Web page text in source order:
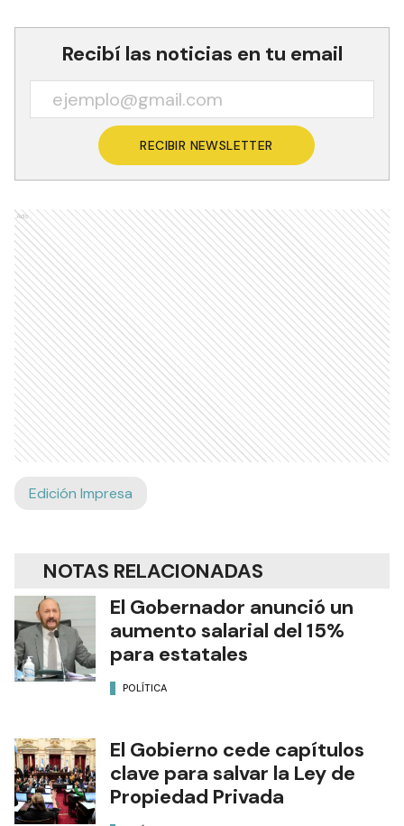
Recibí las noticias en tu email
RECIBIR NEWSLETTER
Ads
Edición Impresa
NOTAS RELACIONADAS
El Gobernador anunció un
aumento salarial del 15%
para estatales
POLÍTICA
El Gobierno cede capítulos
clave para salvar la Ley de
Propiedad Privada